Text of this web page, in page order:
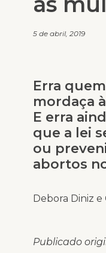
5 de abril, 2019
Erra
mordaça
E erra
que a lei
ou
abortos
Debora Diniz e
Publicado